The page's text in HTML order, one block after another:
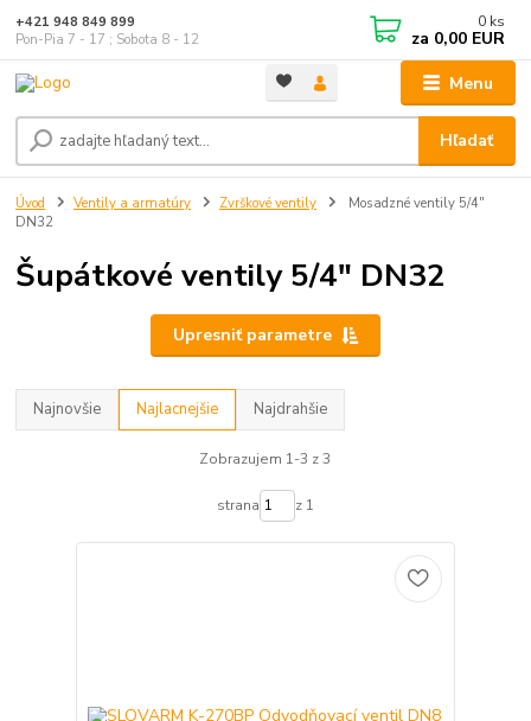
Menu
Hľadať
+421 948 849 899
Pon-Pia 7 - 17 ; Sobota 8 - 12
0 ks
za 0,00 EUR
Úvod Ventily a armatúry Zvrškové ventily
Mosadzné ventily 5/4"
DN32
Šupátkové ventily 5/4" DN32
Upresniť parametre
Najnovšie Najlacnejšie Najdrahšie
Zobrazujem 1-3 z 3
strana z 1